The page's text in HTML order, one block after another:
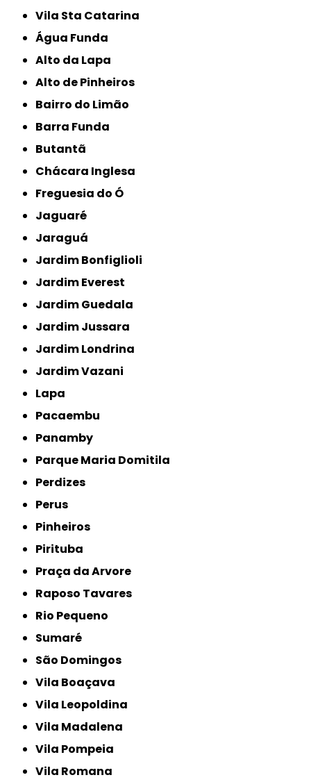
Vila Sta Catarina
Água Funda
Alto da Lapa
Alto de Pinheiros
Bairro do Limão
Barra Funda
Butantã
Chácara Inglesa
Freguesia do Ó
Jaguaré
Jaraguá
Jardim Bonfiglioli
Jardim Everest
Jardim Guedala
Jardim Jussara
Jardim Londrina
Jardim Vazani
Lapa
Pacaembu
Panamby
Parque Maria Domitila
Perdizes
Perus
Pinheiros
Pirituba
Praça da Arvore
Raposo Tavares
Rio Pequeno
Sumaré
São Domingos
Vila Boaçava
Vila Leopoldina
Vila Madalena
Vila Pompeia
Vila Romana